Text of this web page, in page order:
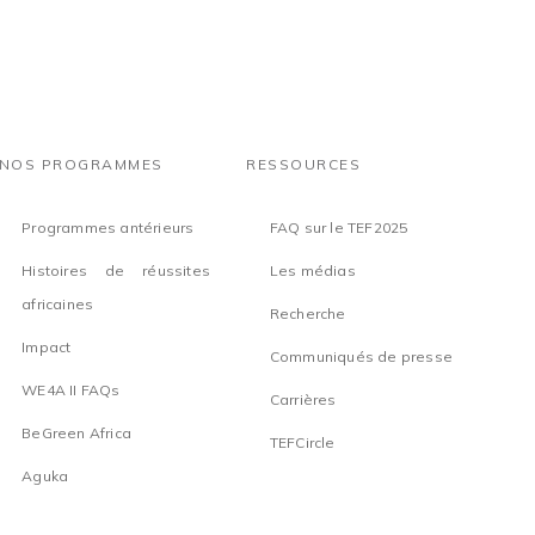
NOS PROGRAMMES
Programmes antérieurs
Histoires de réussites
africaines
Impact
WE4A II FAQs
BeGreen Africa
Aguka
RESSOURCES
FAQ sur le TEF2025
Les médias
Recherche
Communiqués de presse
Carrières
TEFCircle